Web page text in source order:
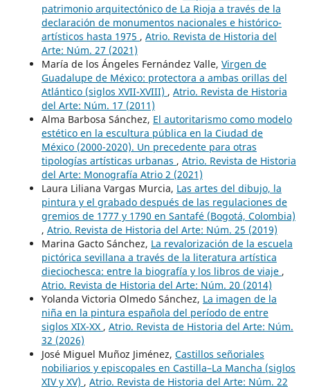
patrimonio arquitectónico de La Rioja a través de la
declaración de monumentos nacionales e histórico-
artísticos hasta 1975 , Atrio. Revista de Historia del
Arte: Núm. 27 (2021)
María de los Ángeles Fernández Valle, Virgen de
Guadalupe de México: protectora a ambas orillas del
Atlántico (siglos XVII-XVIII) , Atrio. Revista de Historia
del Arte: Núm. 17 (2011)
Alma Barbosa Sánchez, El autoritarismo como modelo
estético en la escultura pública en la Ciudad de
México (2000-2020). Un precedente para otras
tipologías artísticas urbanas , Atrio. Revista de Historia
del Arte: Monografía Atrio 2 (2021)
Laura Liliana Vargas Murcia, Las artes del dibujo, la
pintura y el grabado después de las regulaciones de
gremios de 1777 y 1790 en Santafé (Bogotá, Colombia)
, Atrio. Revista de Historia del Arte: Núm. 25 (2019)
Marina Gacto Sánchez, La revalorización de la escuela
pictórica sevillana a través de la literatura artística
dieciochesca: entre la biografía y los libros de viaje ,
Atrio. Revista de Historia del Arte: Núm. 20 (2014)
Yolanda Victoria Olmedo Sánchez, La imagen de la
niña en la pintura española del período de entre
siglos XIX-XX , Atrio. Revista de Historia del Arte: Núm.
32 (2026)
José Miguel Muñoz Jiménez, Castillos señoriales
nobiliarios y episcopales en Castilla–La Mancha (siglos
XIV y XV) , Atrio. Revista de Historia del Arte: Núm. 22